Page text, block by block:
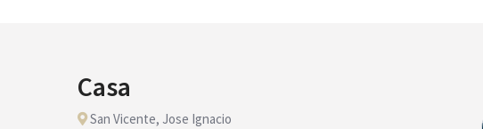
Casa
San Vicente, Jose Ignacio